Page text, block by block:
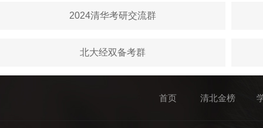
2024清华考研交流群
北大经双备考群
首页 清北金榜